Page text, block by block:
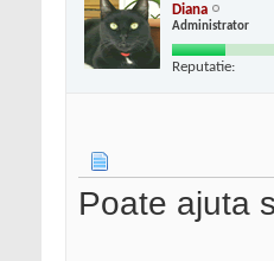
Diana
Administrator
Reputatie:
Poate ajuta